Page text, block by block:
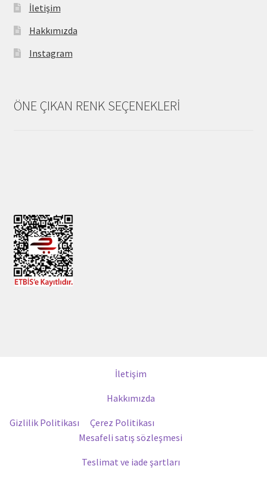
İletişim
Hakkımızda
Instagram
ÖNE ÇIKAN RENK SEÇENEKLERİ
İletişim
Hakkımızda
Gizlilik Politikası
Çerez Politikası
Mesafeli satış sözleşmesi
Teslimat ve iade şartları